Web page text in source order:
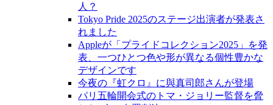
人？
Tokyo Pride 2025のステージ出演者が発表さ
れました
Appleが「プライドコレクション2025」を発
表、一つひとつ色や形が異なる個性豊かな
デザインです
今夜の『虹クロ』に與真司郎さんが登場
パリ五輪開会式のトマ・ジョリー監督を脅